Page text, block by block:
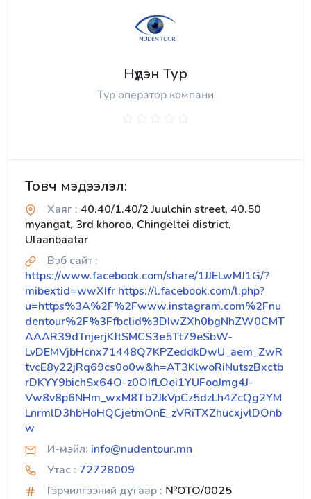
Нүдэн Тур
Тур оператор компани
Товч мэдээлэл:
Хаяг : 40.40/1.40/2 Juulchin street, 40.50
myangat, 3rd khoroo, Chingeltei district,
Ulaanbaatar
Вэб сайт :
https://www.facebook.com/share/1JJELwMJ1G/?
mibextid=wwXIfr https://l.facebook.com/l.php?
u=https%3A%2F%2Fwww.instagram.com%2Fnu
dentour%2F%3Ffbclid%3DIwZXh0bgNhZW0CMT
AAAR39dTnjerjKJtSMCS3e5Tt79eSbW-
LvDEMVjbHcnx71448Q7KPZeddkDwU_aem_ZwR
tvcE8y22jRq69cs0o0w&h=AT3KlwoRiNutszBxctb
rDKYY9bichSx64O-z0OIfLOei1YUFooJmg4J-
Vw8v8p6NHm_wxM8Tb2JkVpCz5dzLh4ZcQg2YM
LnrmlD3hbHoHQCjetmOnE_zVRiTXZhucxjvlDOnb
w
И-мэйл: info@nudentour.mn
Утас : 72728009
Гэрчилгээний дугаар : №OTO/0025